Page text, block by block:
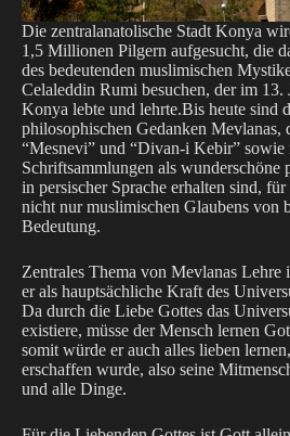
Die zentralanatolische Stadt Konya
1,5 Millionen Pilgern aufgesucht, die
des bedeutenden muslimischen
Celaleddin Rumi besuchen, der im 13.
Konya lebte und lehrte.Bis heute sind
philosophischen Gedanken Mevlanas,
“Mesnevi” und “Divan-i Kebir” sowie
Schriftsammlungen als wunderschöne
in persischer Sprache erhalten sind,
nicht nur muslimischen Glaubens von
Bedeutung.
Zentrales Thema von Mevlanas Lehre
er als hauptsächliche Kraft des
Da durch die Liebe Gottes das
existiere, müsse der Mensch lernen
somit würde er auch alles lieben
erschaffen wurde, also seine
und alle Dinge.